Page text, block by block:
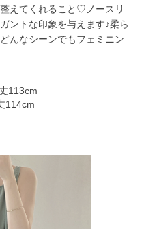
えてくれること♡ノースリ
ントな印象を与えます♪柔ら
んなシーンでもフェミニン
113cm
114cm